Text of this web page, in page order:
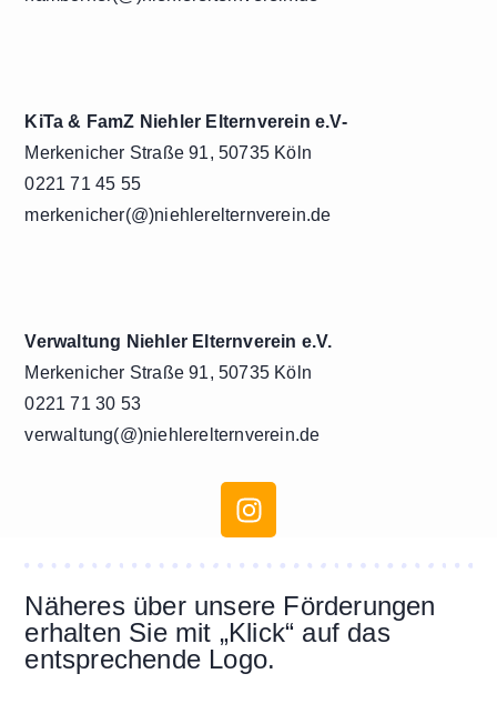
KiTa & FamZ Niehler Elternverein e.V-
Merkenicher Straße 91, 50735 Köln
0221 71 45 55
merkenicher(@)niehlerelternverein.de
Verwaltung Niehler Elternverein e.V.
Merkenicher Straße 91, 50735 Köln
0221 71 30 53
verwaltung(@)niehlerelternverein.de
Näheres über unsere Förderungen
erhalten Sie mit „Klick“ auf das
entsprechende Logo.